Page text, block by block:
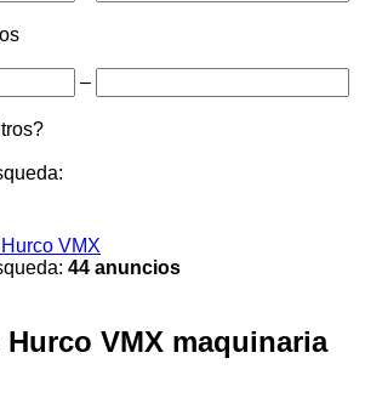
–
VMX
44 anuncios
Hurco VMX maquinaria